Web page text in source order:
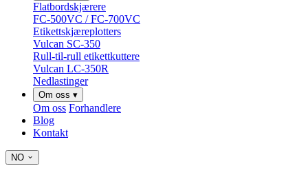
Flatbordskjærere
FC-500VC / FC-700VC
Etikettskjæreplotters
Vulcan SC-350
Rull-til-rull etikettkuttere
Vulcan LC-350R
Nedlastinger
Om oss ▾
Om oss Forhandlere
Blog
Kontakt
NO